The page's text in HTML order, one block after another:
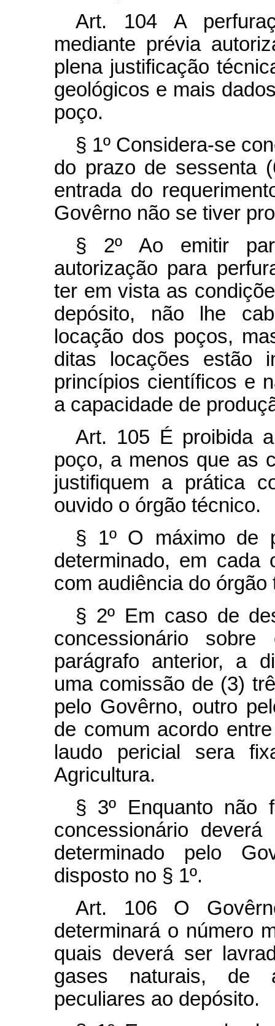
Art. 104 A
mediante prévia
plena justificação
geológicos e mais
poço.
§ 1º Considera-se
do prazo de sessenta
entrada do
Govêrno não se tiver
§ 2º Ao emitir
autorização para
ter em vista as
depósito, não lhe
locação dos poços,
ditas locações estão
princípios científicos e
a capacidade de
Art. 105 É proibida
poço, a menos que as
justifiquem a prática
ouvido o órgão técnico.
§ 1º O máximo de
determinado, em cada
com audiência do órgão
§ 2º Em caso de
concessionário
parágrafo anterior, a
uma comissão de (3)
pelo Govêrno, outro
de comum acordo
laudo pericial sera
Agricultura.
§ 3º Enquanto não
concessionário
determinado pelo
disposto no § 1º.
Art. 106 O
determinará o número
quais deverá ser
gases naturais, de
peculiares ao depósito.